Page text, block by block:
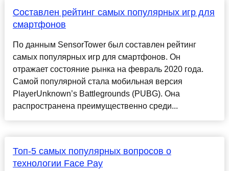
Составлен рейтинг самых популярных игр для
смартфонов
По данным SensorTower был составлен рейтинг
самых популярных игр для смартфонов. Он
отражает состояние рынка на февраль 2020 года.
Самой популярной стала мобильная версия
PlayerUnknown’s Battlegrounds (PUBG). Она
распространена преимущественно среди...
Топ-5 самых популярных вопросов о
технологии Face Pay